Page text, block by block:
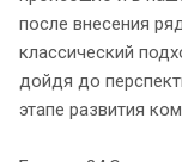
после внесения
классический
дойдя до
этапе развития